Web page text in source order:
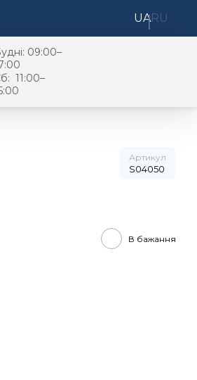
UARU
09:00–
11:00–
Артикул
S04050
В бажання